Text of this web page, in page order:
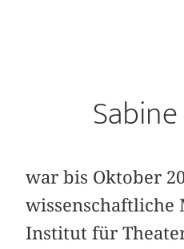
war bis Oktober
Institut für